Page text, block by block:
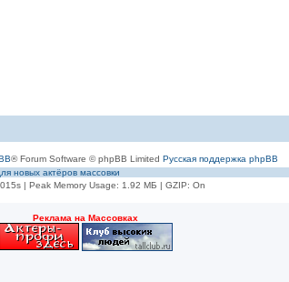
® Forum Software © phpBB Limited Русская поддержка phpBB
новых актёров массовки
| Peak Memory Usage: 1.92 МБ | GZIP: On
Рeклама на Массовках